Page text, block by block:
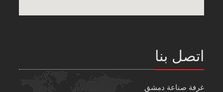
اتصل بنا
غرفة صناعة دمشق